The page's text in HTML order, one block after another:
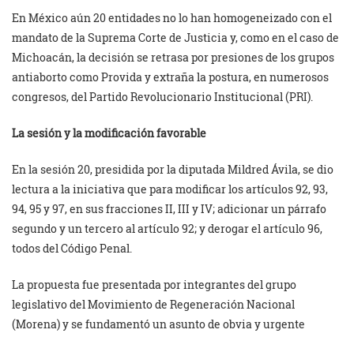
En México aún 20 entidades no lo han homogeneizado con el
mandato de la Suprema Corte de Justicia y, como en el caso de
Michoacán, la decisión se retrasa por presiones de los grupos
antiaborto como Provida y extraña la postura, en numerosos
congresos, del Partido Revolucionario Institucional (PRI).
La sesión y la modificación favorable
En la sesión 20, presidida por la diputada Mildred Ávila, se dio
lectura a la iniciativa que para modificar los artículos 92, 93,
94, 95 y 97, en sus fracciones II, III y IV; adicionar un párrafo
segundo y un tercero al artículo 92; y derogar el artículo 96,
todos del Código Penal.
La propuesta fue presentada por integrantes del grupo
legislativo del Movimiento de Regeneración Nacional
(Morena) y se fundamentó un asunto de obvia y urgente